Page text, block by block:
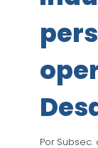
Por Subsec.